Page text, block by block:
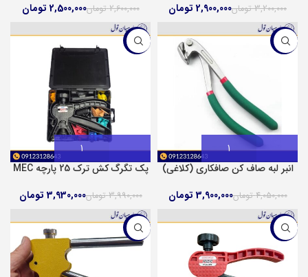
3,200,000 تومان2,900,000 تومان 2,600,000 تومان2,500,000 تومان
-4%
انبر لبه صاف کن صافکاری (کلاغی)
4,050,000 تومان3,900,000 تومان
-2%
پک تگرگ کش ترک 25 پارچه MEC
3,990,000 تومان3,930,000 تومان
-4%
-3%